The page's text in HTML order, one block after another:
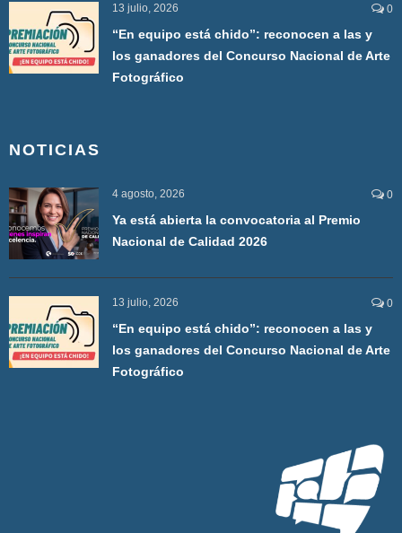
13 julio, 2026 0
“En equipo está chido”: reconocen a las y
los ganadores del Concurso Nacional de Arte
Fotográfico
NOTICIAS
4 agosto, 2026 0
Ya está abierta la convocatoria al Premio
Nacional de Calidad 2026
13 julio, 2026 0
“En equipo está chido”: reconocen a las y
los ganadores del Concurso Nacional de Arte
Fotográfico